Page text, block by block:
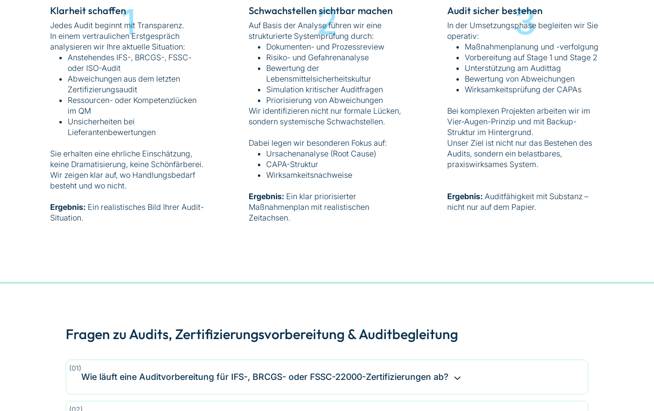
1
Klarheit schaffen
Jedes Audit beginnt mit Transparenz.
In einem vertraulichen Erstgespräch
analysieren wir Ihre aktuelle Situation:
Anstehendes IFS-, BRCGS-, FSSC-
oder ISO-Audit
Abweichungen aus dem letzten
Zertifizierungsaudit
Ressourcen- oder Kompetenzlücken
im QM
Unsicherheiten bei
Lieferantenbewertungen
Sie erhalten eine ehrliche Einschätzung,
keine Dramatisierung, keine Schönfärberei.
Wir zeigen klar auf, wo Handlungsbedarf
besteht und wo nicht.
Ergebnis: Ein realistisches Bild Ihrer Audit-
Situation.
2
Schwachstellen sichtbar machen
Auf Basis der Analyse führen wir eine
strukturierte Systemprüfung durch:
Dokumenten- und Prozessreview
Risiko- und Gefahrenanalyse
Bewertung der
Lebensmittelsicherheitskultur
Simulation kritischer Auditfragen
Priorisierung von Abweichungen
Wir identifizieren nicht nur formale Lücken,
sondern systemische Schwachstellen.
Dabei legen wir besonderen Fokus auf:
Ursachenanalyse (Root Cause)
CAPA-Struktur
Wirksamkeitsnachweise
Ergebnis: Ein klar priorisierter
Maßnahmenplan mit realistischen
Zeitachsen.
3
Audit sicher bestehen
In der Umsetzungsphase begleiten wir Sie
operativ:
Maßnahmenplanung und -verfolgung
Vorbereitung auf Stage 1 und Stage 2
Unterstützung am Audittag
Bewertung von Abweichungen
Wirksamkeitsprüfung der CAPAs
Bei komplexen Projekten arbeiten wir im
Vier-Augen-Prinzip und mit Backup-
Struktur im Hintergrund.
Unser Ziel ist nicht nur das Bestehen des
Audits, sondern ein belastbares,
praxiswirksames System.
Ergebnis: Auditfähigkeit mit Substanz –
nicht nur auf dem Papier.
Fragen zu Audits, Zertifizierungsvorbereitung & Auditbegleitung
(01)
Wie läuft eine Auditvorbereitung für IFS-, BRCGS- oder FSSC-22000-Zertifizierungen ab?
Wir starten mit einer strukturierten Gap-Analyse und bewerten bestehende Prozesse, Dokumentationen und Verantwortlichkeiten im